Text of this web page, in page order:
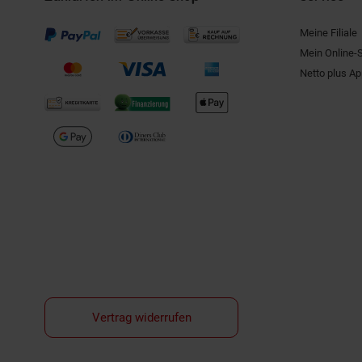
Meine Filiale
Mein Online-
Netto plus
Vertrag widerrufen